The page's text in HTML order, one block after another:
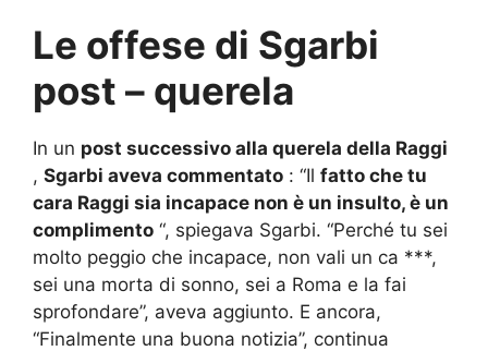
Le offese di Sgarbi
post – querela
In un post successivo alla querela della Raggi
, Sgarbi aveva commentato : “Il fatto che tu
cara Raggi sia incapace non è un insulto, è un
complimento “, spiegava Sgarbi. “Perché tu sei
molto peggio che incapace, non vali un ca ***,
sei una morta di sonno, sei a Roma e la fai
sprofondare”, aveva aggiunto. E ancora,
“Finalmente una buona notizia”, ​​continua